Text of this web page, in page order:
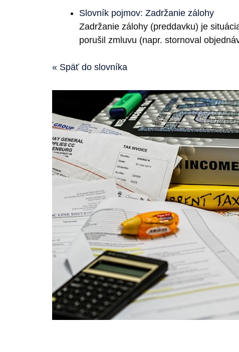
Slovník pojmov: Zadržanie zálohy
Zadržanie zálohy (preddavku) je
porušil zmluvu (napr. stornoval
« Späť do slovníka